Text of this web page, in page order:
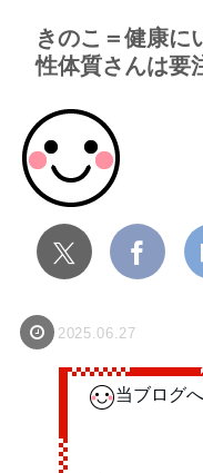
きのこ＝健康に
性体質さんは要
2025.06.27
当ブログ